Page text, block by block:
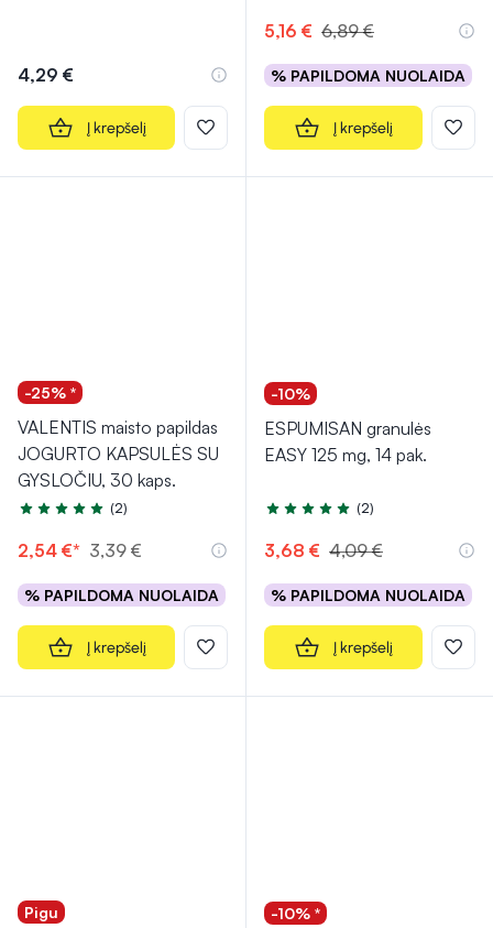
4,29 €
Į krepšelį
5,16 € 6,89 €
% PAPILDOMA NUOLAIDA
Į krepšelį
-25% *
VALENTIS maisto papildas
JOGURTO KAPSULĖS SU
GYSLOČIU, 30 kaps.
Įvertinimas 5.0 iš 5
(2)
2,54 €* 3,39 €
% PAPILDOMA NUOLAIDA
Į krepšelį
-10%
ESPUMISAN granulės
EASY 125 mg, 14 pak.
Įvertinimas 5.0 iš 5
(2)
3,68 € 4,09 €
% PAPILDOMA NUOLAIDA
Į krepšelį
Pigu -10% *